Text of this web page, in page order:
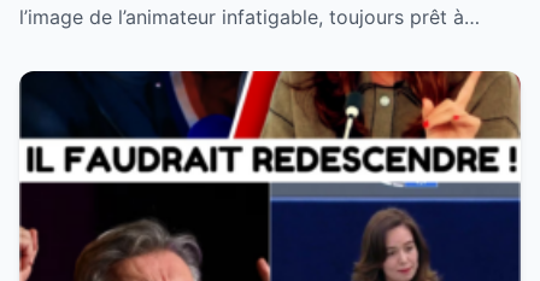
l’image de l’animateur infatigable, toujours prêt à…